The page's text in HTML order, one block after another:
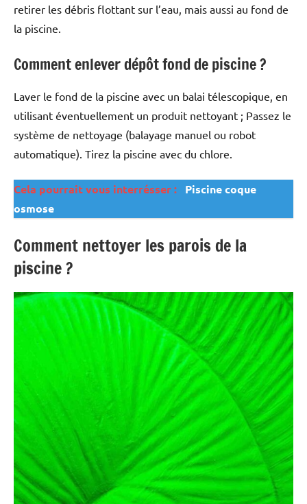
retirer les débris flottant sur l’eau, mais aussi au fond de
la piscine.
Comment enlever dépôt fond de piscine ?
Laver le fond de la piscine avec un balai télescopique, en
utilisant éventuellement un produit nettoyant ; Passez le
système de nettoyage (balayage manuel ou robot
automatique). Tirez la piscine avec du chlore.
Cela pourrait vous interrésser :
Piscine coque
osmose
Comment nettoyer les parois de la
piscine ?